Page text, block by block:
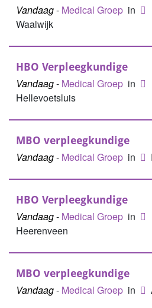
Vandaag- Medical Groep in
Waalwijk
HBO Verpleegkundige
Vandaag- Medical Groep in
Hellevoetsluis
MBO verpleegkundige
Vandaag- Medical Groep in
HBO Verpleegkundige
Vandaag- Medical Groep in
Heerenveen
MBO verpleegkundige
Vandaag- Medical Groep in